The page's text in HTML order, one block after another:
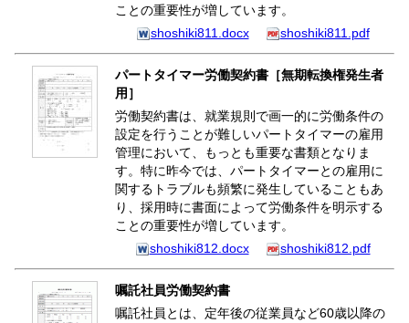
ことの重要性が増しています。
shoshiki811.docx
shoshiki811.pdf
パートタイマー労働契約書［無期転換権発生者
用］
労働契約書は、就業規則で画一的に労働条件の
設定を行うことが難しいパートタイマーの雇用
管理において、もっとも重要な書類となりま
す。特に昨今では、パートタイマーとの雇用に
関するトラブルも頻繁に発生していることもあ
り、採用時に書面によって労働条件を明示する
ことの重要性が増しています。
shoshiki812.docx
shoshiki812.pdf
嘱託社員労働契約書
嘱託社員とは、定年後の従業員など60歳以降の